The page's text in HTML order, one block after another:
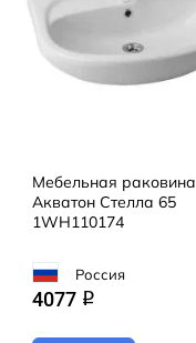
Мебельная раковина
Акватон Стелла 65
1WH110174
Россия
4077 q